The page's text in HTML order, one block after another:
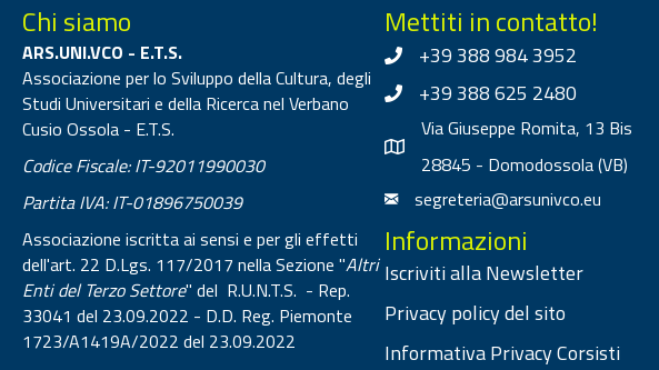
Chi siamo
ARS.UNI.VCO - E.T.S.
Associazione per lo Sviluppo della Cultura, degli
Studi Universitari e della Ricerca nel Verbano
Cusio Ossola - E.T.S.
Codice Fiscale: IT-92011990030
Partita IVA: IT-01896750039
Associazione iscritta ai sensi e per gli effetti
dell'art. 22 D.Lgs. 117/2017 nella Sezione "Altri
Enti del Terzo Settore" del R.U.N.T.S. - Rep.
33041 del 23.09.2022 - D.D. Reg. Piemonte
1723/A1419A/2022 del 23.09.2022
Mettiti in contatto!
+39 388 984 3952
+39 388 625 2480
Via Giuseppe Romita, 13 Bis
28845 - Domodossola (VB)
segreteria@arsunivco.eu
Informazioni
Iscriviti alla Newsletter
Privacy policy del sito
Informativa Privacy Corsisti